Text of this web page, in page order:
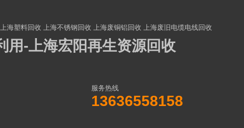
上海塑料回收 上海不锈钢回收 上海废铜铝回收 上海废旧电缆电线回收
用-上海宏阳再生资源回收
服务热线
13636558158